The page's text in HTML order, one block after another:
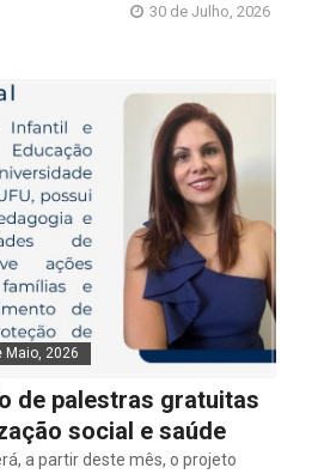
30 de Julho, 2026
Maio, 2026
de palestras gratuitas
social e saúde
a partir deste mês, o projeto